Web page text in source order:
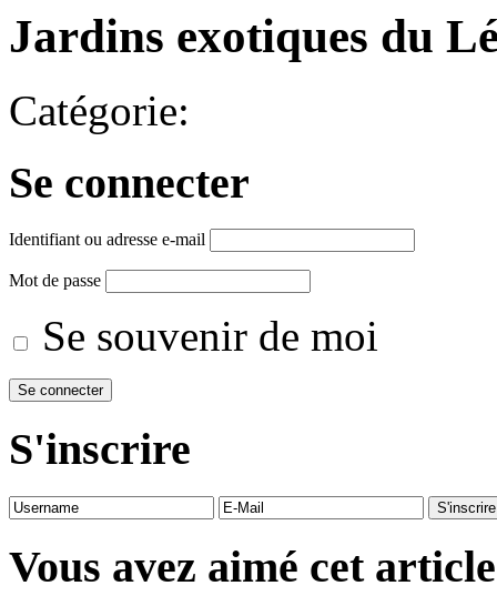
Jardins exotiques du
Catégorie:
Se connecter
Identifiant ou adresse e-mail
Mot de passe
Se souvenir de moi
S'inscrire
Vous avez aimé cet